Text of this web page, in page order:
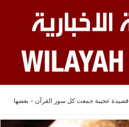
قصيدة عجيبة جمعت كل سور القرآن – بعضها